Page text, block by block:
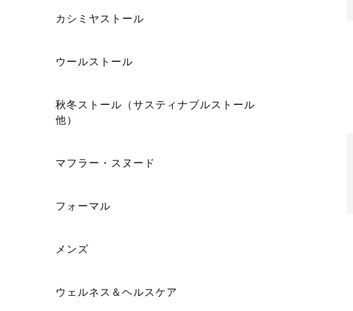
カシミヤストール
ウールストール
秋冬ストール（サスティナブルストール
他）
マフラー・スヌード
フォーマル
メンズ
ウェルネス＆ヘルスケア